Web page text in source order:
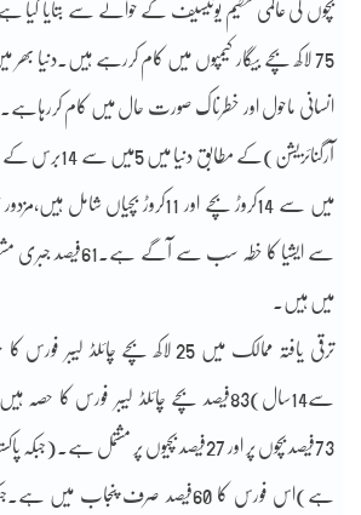
بچوں کی عالمی تنظیم یونیسیف کے حوالے سے بتایا گیا
75 لاکھ بچے بیگار کیمپوں میں کام کررہے ہیں۔دنیا
انسانی ماحول اور خطرناک صورت حال میں کام
میں سے 14کروڑ بچے اور 11کروڑ بچیاں
سے ایشیا کا خطہ سب سے
میں ہیں۔
سے14سال)83فیصد بچے چائلڈ لیبر فورس کا
73فیصد بچوں پر اور 27فیصد بچیوں پر مشتمل